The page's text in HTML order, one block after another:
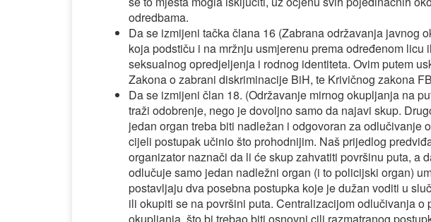
odredbama.
Da se izmijeni tačka člana 16 (Zabrana održavanja javnog
koja podstiču i na mržnju usmjerenu prema određenom licu
seksualnog opredjeljenja i rodnog identiteta. Ovim putem
Zakona o zabrani diskriminacije BiH, te Krivičnog zakona
Da se izmijeni član 18. (Održavanje mirnog okupljanja na
traži odobrenje, nego je dovoljno samo da najavi skup.
jedan organ treba biti nadležan i odgovoran za odlučivanje
cijeli postupak učinio što prohodnijim. Naš prijedlog
organizator naznači da li će skup zahvatiti površinu puta, a
odlučuje samo jedan nadležni organ (i to policijski organ)
postavljaju dva posebna postupka koje je dužan voditi u
ili okupiti se na površini puta. Centralizacijom odlučivanja